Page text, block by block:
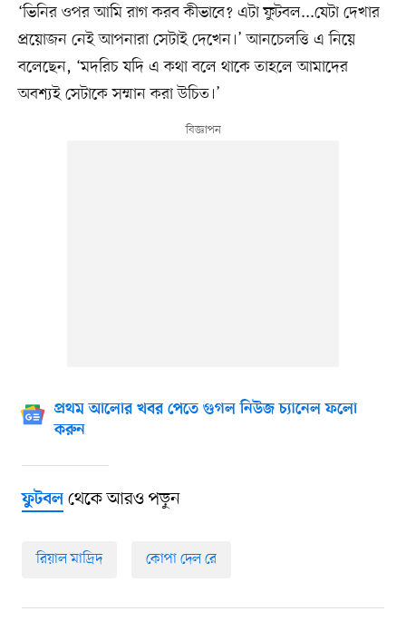
‘ভিনির ওপর আমি রাগ করব কীভাবে? এটা ফুটবল...যেটা দেখার
প্রয়োজন নেই আপনারা সেটাই দেখেন।’ আনচেলত্তি এ নিয়ে
বলেছেন, ‘মদরিচ যদি এ কথা বলে থাকে তাহলে আমাদের
অবশ্যই সেটাকে সম্মান করা উচিত।’
প্রথম আলোর খবর পেতে গুগল নিউজ চ্যানেল ফলো
করুন
ফুটবলথেকে আরও পড়ুন
রিয়াল মাদ্রিদ কোপা দেল রে